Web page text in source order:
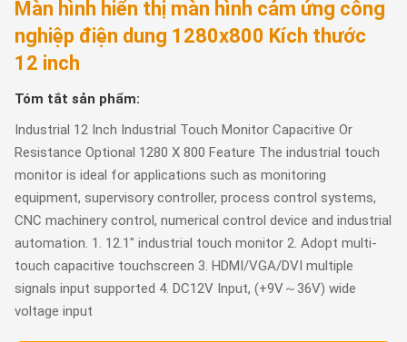
Màn hình hiển thị màn hình cảm ứng công
nghiệp điện dung 1280x800 Kích thước
12 inch
Tóm tắt sản phẩm:
Industrial 12 Inch Industrial Touch Monitor Capacitive Or
Resistance Optional 1280 X 800 Feature The industrial touch
monitor is ideal for applications such as monitoring
equipment, supervisory controller, process control systems,
CNC machinery control, numerical control device and industrial
automation. 1. 12.1" industrial touch monitor 2. Adopt multi-
touch capacitive touchscreen 3. HDMI/VGA/DVI multiple
signals input supported 4. DC12V Input, (+9V～36V) wide
voltage input